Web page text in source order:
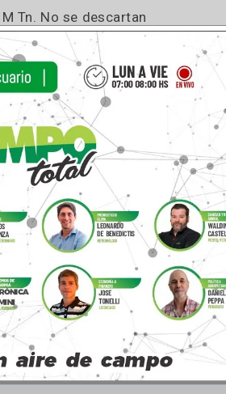
de producción y
15 M Tn, -1,5% mensual
mensual (-1,5 M Tn) hasta las
pasaría del 1,8% en el ciclo
– 7,9% -).
y 15,5 M Tn. No se descartan
a buena.
incertidumbre económica y
lluvias trajeron cierto alivio,
y no se descartan futuros